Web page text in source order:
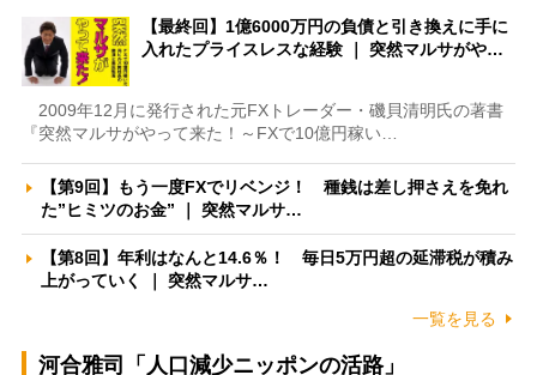
【最終回】1億6000万円の負債と引き換えに手に
入れたプライスレスな経験 ｜ 突然マルサがや…
2009年12月に発行された元FXトレーダー・磯貝清明氏の著書
『突然マルサがやって来た！～FXで10億円稼い…
【第9回】もう一度FXでリベンジ！ 種銭は差し押さえを免れ
た”ヒミツのお金” ｜ 突然マルサ…
【第8回】年利はなんと14.6％！ 毎日5万円超の延滞税が積み
上がっていく ｜ 突然マルサ…
一覧を見る
河合雅司「人口減少ニッポンの活路」